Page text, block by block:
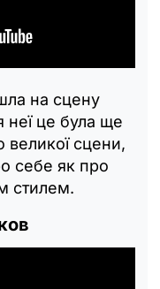
на сцену
неї це була ще
сцени,
себе як про
стилем.